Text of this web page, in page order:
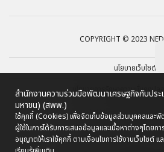
COPYRIGHT © 2023
นโยบายเว็บไซต์
นโยบายการรักษาความมั่นคงปล
นโยบายการคุ้มครองข้อมูลส่
ผังเว็บไซต์
สำนักงานความร่วมมือพัฒนาเศรษฐกิจกับประ
มหาชน) (สพพ.)
ใช้คุกกี้ (Cookies) เพื่อจัดเก็บข้อมูลส่วนบุคคลและพั
ผู้ใช้ในการได้รับการเสนอข้อมูลและเนื้อหาต่างๆโดยกา
อนุญาตให้เราใช้คุกกี้ ตามเงื่อนไขการใช้งานเว็บไซต์